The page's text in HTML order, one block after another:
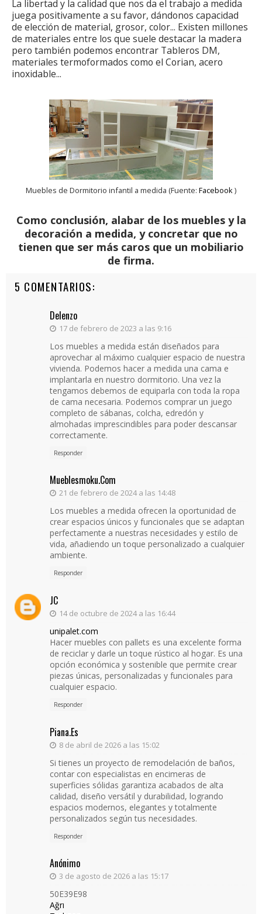
La libertad y la calidad que nos da el trabajo a medida
juega positivamente a su favor, dándonos capacidad
de elección de material, grosor, color... Existen millones
de materiales entre los que suele destacar la madera
pero también podemos encontrar Tableros DM,
materiales termoformados como el Corian, acero
inoxidable...
Muebles de Dormitorio infantil a medida (Fuente: Facebook)
Como conclusión, alabar de los muebles y la
decoración a medida, y concretar que no
tienen que ser más caros que un mobiliario
de firma.
5 COMENTARIOS:
Delenzo
17 de febrero de 2023 a las 9:16
Los muebles a medida están diseñados para
aprovechar al máximo cualquier espacio de nuestra
vivienda. Podemos hacer a medida una cama e
implantarla en nuestro dormitorio. Una vez la
tengamos debemos de equiparla con toda la ropa
de cama necesaria. Podemos comprar un juego
completo de sábanas, colcha, edredón y
almohadas imprescindibles para poder descansar
correctamente.
Responder
Mueblesmoku.com
21 de febrero de 2024 a las 14:48
Los muebles a medida ofrecen la oportunidad de
crear espacios únicos y funcionales que se adaptan
perfectamente a nuestras necesidades y estilo de
vida, añadiendo un toque personalizado a cualquier
ambiente.
Responder
JC
14 de octubre de 2024 a las 16:44
unipalet.com
Hacer muebles con pallets es una excelente forma
de reciclar y darle un toque rústico al hogar. Es una
opción económica y sostenible que permite crear
piezas únicas, personalizadas y funcionales para
cualquier espacio.
Responder
Piana.es
8 de abril de 2026 a las 15:02
Si tienes un proyecto de remodelación de baños,
contar con especialistas en encimeras de
superficies sólidas garantiza acabados de alta
calidad, diseño versátil y durabilidad, logrando
espacios modernos, elegantes y totalmente
personalizados según tus necesidades.
Responder
Anónimo
3 de agosto de 2026 a las 15:17
50E39E98
Ağrı